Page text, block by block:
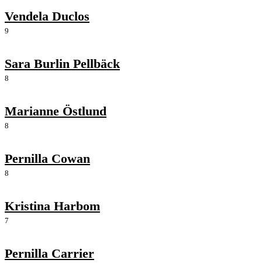
Vendela Duclos
9
Sara Burlin Pellbäck
8
Marianne Östlund
8
Pernilla Cowan
8
Kristina Harbom
7
Pernilla Carrier